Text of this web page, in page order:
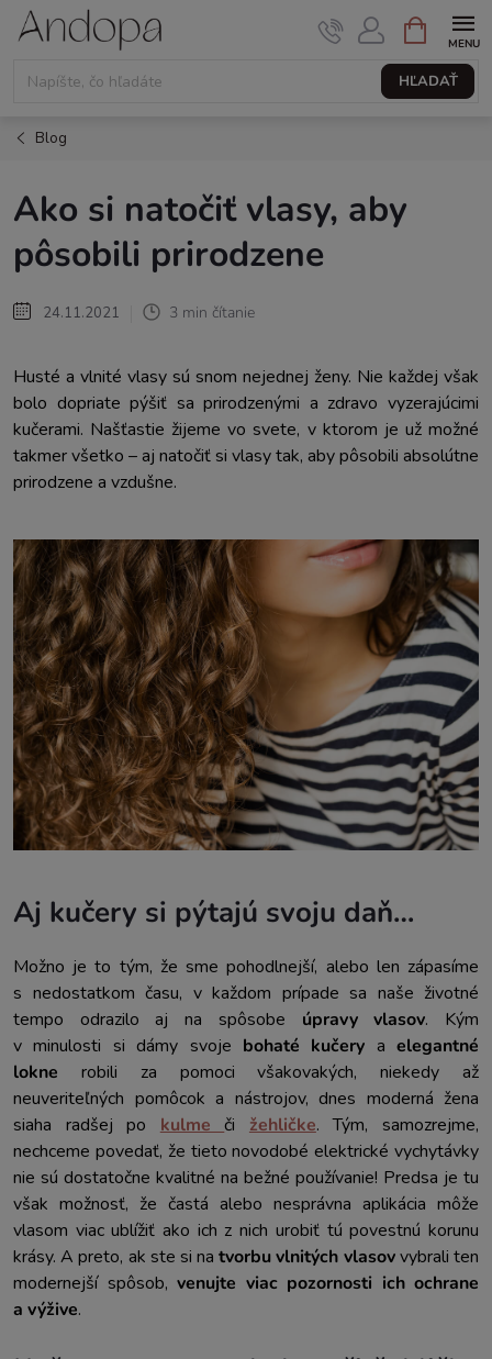
Prejsť
HĽADAŤ
NÁKUPNÝ
KOŠÍK
Blog
Ako si natočiť vlasy, aby
pôsobili prirodzene
24.11.2021 3 min čítanie
Husté a vlnité vlasy sú snom nejednej ženy. Nie každej však
bolo dopriate pýšiť sa prirodzenými a zdravo vyzerajúcimi
kučerami. Našťastie žijeme vo svete, v ktorom je už možné
takmer všetko – aj natočiť si vlasy tak, aby pôsobili absolútne
prirodzene a vzdušne.
Aj kučery si pýtajú svoju daň…
Možno je to tým, že sme pohodlnejší, alebo len zápasíme
s nedostatkom času, v každom prípade sa naše životné
tempo odrazilo aj na spôsobe úpravy vlasov. Kým
v minulosti si dámy svoje bohaté kučery a elegantné
lokne robili za pomoci všakovakých, niekedy až
neuveriteľných pomôcok a nástrojov, dnes moderná žena
siaha radšej po kulmeči žehličke. Tým, samozrejme,
nechceme povedať, že tieto novodobé elektrické vychytávky
nie sú dostatočne kvalitné na bežné používanie! Predsa je tu
však možnosť, že častá alebo nesprávna aplikácia môže
vlasom viac ublížiť ako ich z nich urobiť tú povestnú korunu
krásy. A preto, ak ste si na tvorbu vlnitých vlasovvybrali ten
modernejší spôsob, venujte viac pozornosti ich ochrane
a výžive.